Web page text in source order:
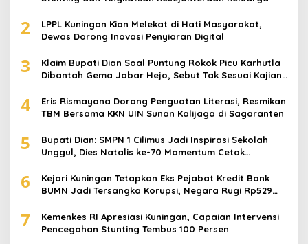
2
LPPL Kuningan Kian Melekat di Hati Masyarakat,
Dewas Dorong Inovasi Penyiaran Digital
3
Klaim Bupati Dian Soal Puntung Rokok Picu Karhutla
Dibantah Gema Jabar Hejo, Sebut Tak Sesuai Kajian
4
Eris Rismayana Dorong Penguatan Literasi, Resmikan
TBM Bersama KKN UIN Sunan Kalijaga di Sagaranten
5
Bupati Dian: SMPN 1 Cilimus Jadi Inspirasi Sekolah
Unggul, Dies Natalis ke-70 Momentum Cetak
6
Kejari Kuningan Tetapkan Eks Pejabat Kredit Bank
BUMN Jadi Tersangka Korupsi, Negara Rugi Rp529
7
Kemenkes RI Apresiasi Kuningan, Capaian Intervensi
Pencegahan Stunting Tembus 100 Persen